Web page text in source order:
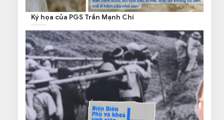
Ký họa của PGS Trần Mạnh Chí